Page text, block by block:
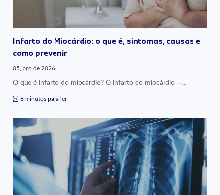
Infarto do Miocárdio: o que é, sintomas, causas e
como prevenir
05, ago de 2026
O que é infarto do miocárdio? O infarto do miocárdio —...
8 minutos para ler